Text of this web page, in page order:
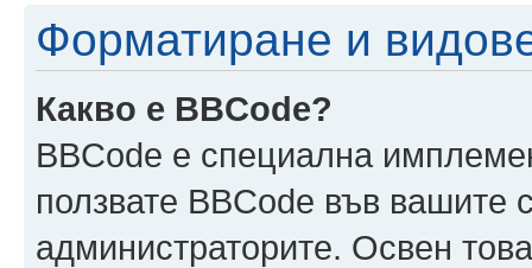
Форматиране и
Какво е BBCode?
BBCode е специална
ползвате BBCode във
администраторите. Освен